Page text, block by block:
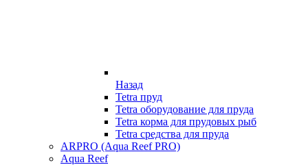
Назад
Tetra пруд
Tetra оборудование для пруда
Tetra корма для прудовых рыб
Tetra средства для пруда
ARPRO (Aqua Reef PRO)
Aqua Reef